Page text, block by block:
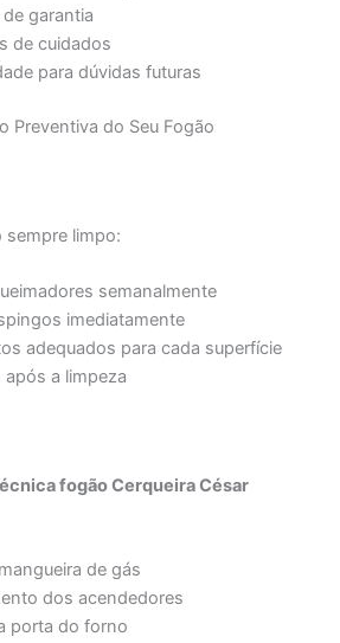
garantia
de cuidados
para dúvidas futuras
Preventiva do Seu Fogão
sempre limpo:
semanalmente
imediatamente
adequados para cada superfície
após a limpeza
fogão Cerqueira César
de gás
dos acendedores
porta do forno